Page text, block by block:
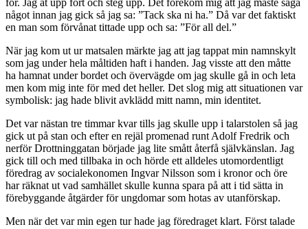
något innan jag gick så jag sa: ”Tack ska ni ha.” Då var det faktiskt
en man som förvånat tittade upp och sa: ”För all del.”
När jag kom ut ur matsalen märkte jag att jag tappat min namnskylt
som jag under hela måltiden haft i handen. Jag visste att den måtte
ha hamnat under bordet och övervägde om jag skulle gå in och leta
men kom mig inte för med det heller. Det slog mig att situationen var
symbolisk: jag hade blivit avklädd mitt namn, min identitet.
Det var nästan tre timmar kvar tills jag skulle upp i talarstolen så jag
gick ut på stan och efter en rejäl promenad runt Adolf Fredrik och
nerför Drottninggatan började jag lite smått återfå självkänslan. Jag
gick till och med tillbaka in och hörde ett alldeles utomordentligt
föredrag av socialekonomen Ingvar Nilsson som i kronor och öre
har räknat ut vad samhället skulle kunna spara på att i tid sätta in
förebyggande åtgärder för ungdomar som hotas av utanförskap.
Men när det var min egen tur hade jag föredraget klart. Först talade